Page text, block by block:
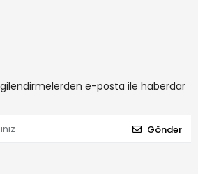
e-posta ile haberdar
Gönder